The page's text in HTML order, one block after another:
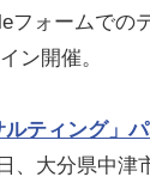
フォームでの
ン開催。
ティング」
、大分県中津